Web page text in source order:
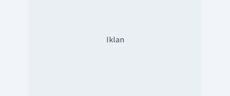
Iklan